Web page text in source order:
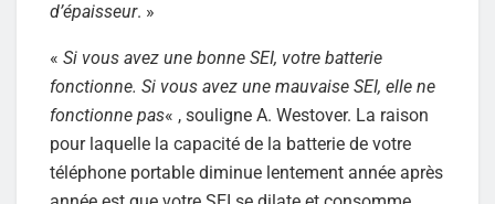
d’épaisseur. »
« Si vous avez une bonne SEI, votre batterie
fonctionne. Si vous avez une mauvaise SEI, elle ne
fonctionne pas« , souligne A. Westover. La raison
pour laquelle la capacité de la batterie de votre
téléphone portable diminue lentement année après